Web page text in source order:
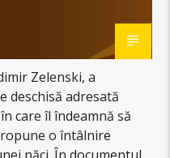
Zelenski, a
deschisă adresată
care îl îndeamnă să
o întâlnire